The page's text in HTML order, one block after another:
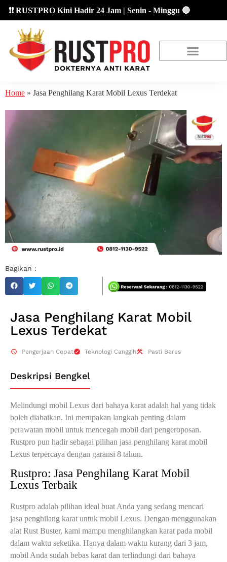
RUSTPRO Kini Hadir 24 Jam | Senin - Minggu 🔴
Home » Jasa Penghilang Karat Mobil Lexus Terdekat
Bagikan :
Jasa Penghilang Karat Mobil
Lexus Terdekat
Pengerjaan Cepat Teknologi Canggih Pasti Beres
Deskripsi Bengkel
Melindungi mobil Lexus dari bahaya karat adalah hal yang tidak
boleh diabaikan. Ini merupakan langkah penting dalam
perawatan mobil untuk mencegah mobil dari pengeroposan.
Rustpro pun hadir sebagai pilihan jasa penghilang karat mobil
Lexus terpercaya dengan garansi 8 tahun.
Rustpro: Jasa Penghilang Karat Mobil
Lexus Terbaik
Rustpro adalah pilihan ideal buat Anda yang sedang mencari
jasa penghilang karat untuk mobil Lexus. Dengan menggunakan
alat Rust Buster, kami mampu menghilangkan karat pada mobil
dalam waktu seketika. Hanya dalam waktu kurang dari 3 jam,
mobil Anda sudah bebas karat dan terlindungi dari bahaya